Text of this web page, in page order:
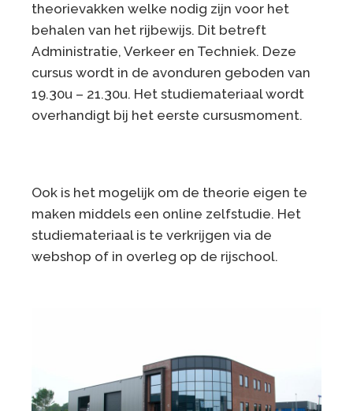
theorievakken welke nodig zijn voor het
behalen van het rijbewijs. Dit betreft
Administratie, Verkeer en Techniek. Deze
cursus wordt in de avonduren geboden van
19.30u – 21.30u. Het studiemateriaal wordt
overhandigt bij het eerste cursusmoment.
Ook is het mogelijk om de theorie eigen te
maken middels een online zelfstudie. Het
studiemateriaal is te verkrijgen via de
webshop of in overleg op de rijschool.